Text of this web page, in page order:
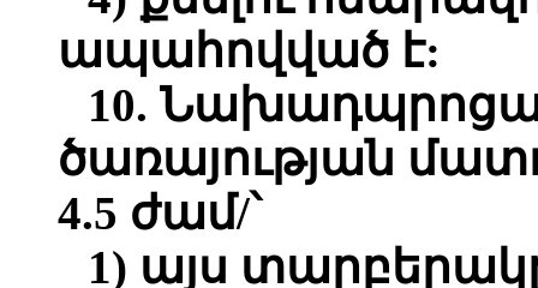
ապահովված է:
10.
ծառայության
4.5 ժամ/՝
1) այս